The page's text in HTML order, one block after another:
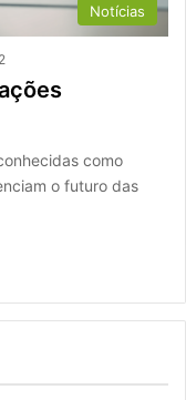
Notícias
2
como
o futuro das